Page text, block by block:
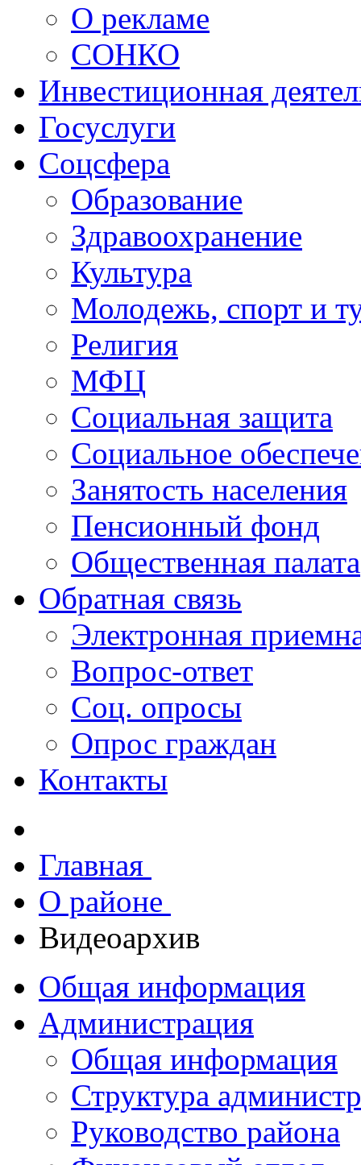
О рекламе
СОНКО
Инвестиционная
Госуслуги
Соцсфера
Образование
Здравоохранение
Культура
Молодежь, спорт и
Религия
МФЦ
Социальная защита
Социальное
Занятость населения
Пенсионный фонд
Общественная палата
Обратная связь
Электронная
Вопрос-ответ
Соц. опросы
Опрос граждан
Контакты
Главная
О районе
Видеоархив
Общая информация
Администрация
Общая информация
Структура
Руководство района